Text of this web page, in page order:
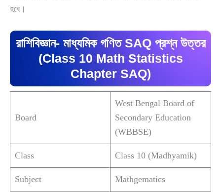
হবে।
রাশিবিজ্ঞান- মাধ্যমিক গণিত SAQ প্রশ্ন উত্তর
(Class 10 Math Statistics
Chapter SAQ)
Board
West Bengal Board of
Secondary Education
(WBBSE)
Class Class 10 (Madhyamik)
Subject Mathgematics